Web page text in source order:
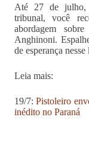
Até 27 de julho,
tribunal, você
abordagem
Anghinoni.
de esperança
Leia mais:
19/7:Pistoleiro
inédito no Paraná